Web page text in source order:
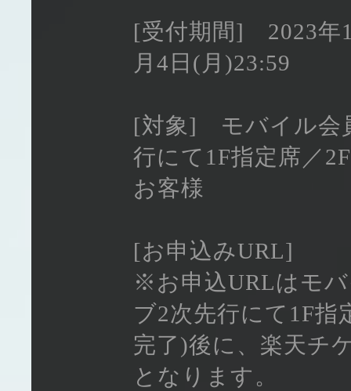
[受付期間] 2023年
月4日(月)23:59
[対象] モバイル会
行にて1F指定席／
お客様
[お申込みURL]
※お申込URLはモ
ブ2次先行にて1F指
完了)後に、楽天チ
となります。